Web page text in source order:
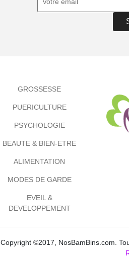
GROSSESSE
PUERICULTURE
PSYCHOLOGIE
BEAUTE & BIEN-ETRE
ALIMENTATION
MODES DE GARDE
EVEIL &
DEVELOPPEMENT
Copyright ©2017, NosBamBins.com.